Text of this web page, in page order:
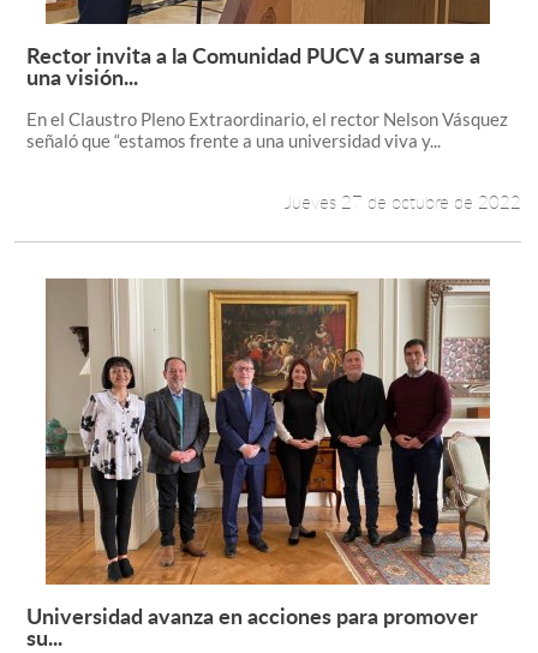
Leer más +
Rector invita a la Comunidad PUCV a sumarse a
una visión...
En el Claustro Pleno Extraordinario, el rector Nelson Vásquez
señaló que “estamos frente a una universidad viva y...
Jueves 27 de octubre de 2022
Leer más +
Universidad avanza en acciones para promover
su...